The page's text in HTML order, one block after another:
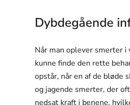
Dybdegående
Når man oplever smerter
kunne finde den rette
opstår, når en af de bløde
og jagende smerter, der
nedsat kraft i benene,